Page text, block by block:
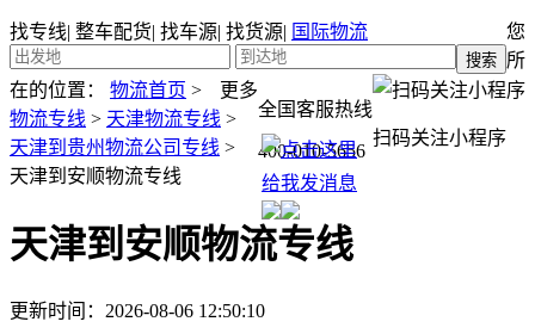
找专线| 整车配货| 找车源| 找货源| 国际物流
全国客服热线
400-010-5656
扫码关注小程序
更多
您
所
在的位置：
物流首页 >
物流专线 > 天津物流专线 >
天津到贵州物流公司专线 >
天津到安顺物流专线
天津到安顺物流专线
更新时间：2026-08-06 12:50:10